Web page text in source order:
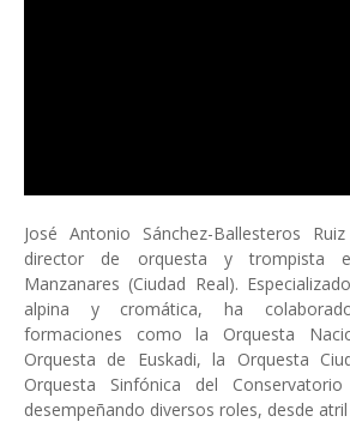
José Antonio Sánchez-Ballesteros
director de orquesta y trompista
Manzanares (Ciudad Real).
alpina y cromática, ha
formaciones como la Orquesta
Orquesta de Euskadi, la Orquesta
Orquesta Sinfónica del
desempeñando diversos roles, desde atril